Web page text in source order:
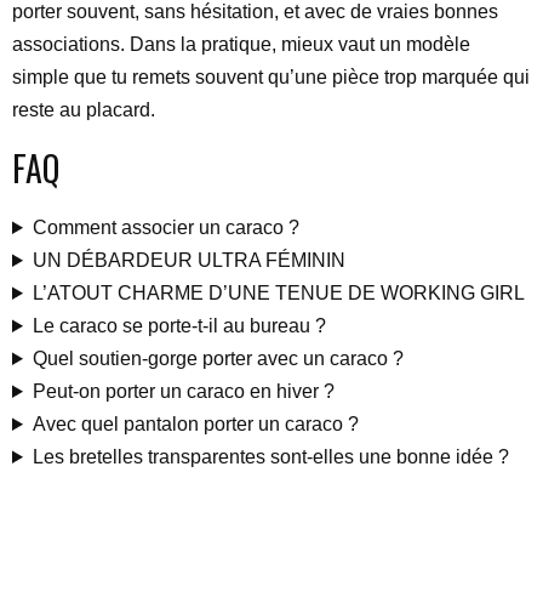
porter souvent, sans hésitation, et avec de vraies bonnes
associations. Dans la pratique, mieux vaut un modèle
simple que tu remets souvent qu’une pièce trop marquée qui
reste au placard.
FAQ
Comment associer un caraco ?
UN DÉBARDEUR ULTRA FÉMININ
L’ATOUT CHARME D’UNE TENUE DE WORKING GIRL
Le caraco se porte-t-il au bureau ?
Quel soutien-gorge porter avec un caraco ?
Peut-on porter un caraco en hiver ?
Avec quel pantalon porter un caraco ?
Les bretelles transparentes sont-elles une bonne idée ?